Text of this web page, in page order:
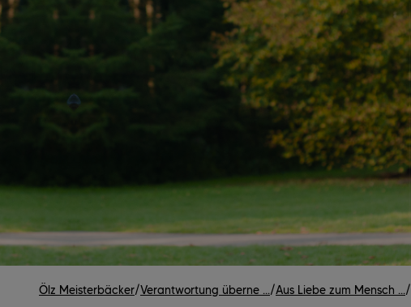
Ölz Meisterbäcker/Verantwortung überne .../Aus Liebe zum Mensch .../